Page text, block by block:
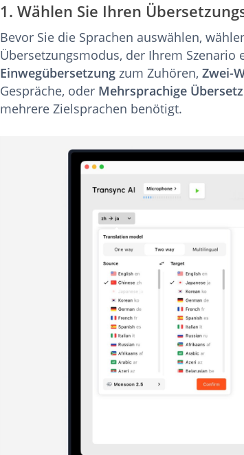
1. Wählen Sie Ihren
Bevor Sie die Sprachen auswählen,
Übersetzungsmodus, der Ihrem Szenario
Einwegübersetzungzum Zuhören, Zwei-
Gespräche, oder Mehrsprachige
mehrere Zielsprachen benötigt.